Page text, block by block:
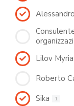
Lilov
Roberto
Sika 1